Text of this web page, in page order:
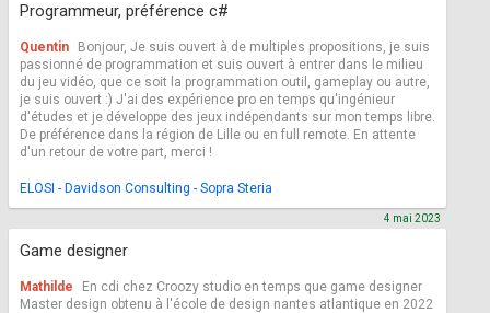
Programmeur, préférence c#
Quentin
Bonjour, Je suis ouvert à de multiples propositions, je suis
passionné de programmation et suis ouvert à entrer dans le milieu
du jeu vidéo, que ce soit la programmation outil, gameplay ou autre,
je suis ouvert :) J'ai des expérience pro en temps qu'ingénieur
d'études et je développe des jeux indépendants sur mon temps libre.
De préférence dans la région de Lille ou en full remote. En attente
d'un retour de votre part, merci !
ELOSI - Davidson Consulting - Sopra Steria
Game designer
4 mai 2023
Mathilde
En cdi chez Croozy studio en temps que game designer
Master design obtenu à l'école de design nantes atlantique en 2022